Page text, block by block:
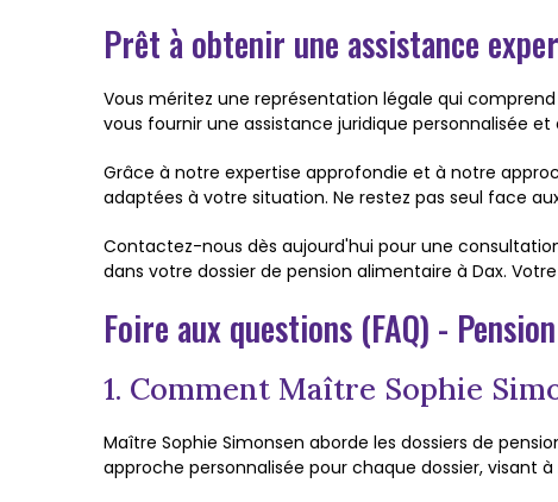
Prêt à obtenir une assistance
Vous méritez une représentation légale qui
vous fournir une assistance juridique personnalisée
Grâce à notre expertise approfondie et à notre
adaptées à votre situation. Ne restez pas seul face
Contactez-nous dès aujourd'hui pour une
dans votre dossier de pension alimentaire à Dax.
Foire aux questions (FAQ) -
1. Comment Maître Sophie
Maître Sophie Simonsen aborde les dossiers de
approche personnalisée pour chaque dossier,